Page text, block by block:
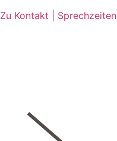
Zu Kontakt | Sprechzeiten